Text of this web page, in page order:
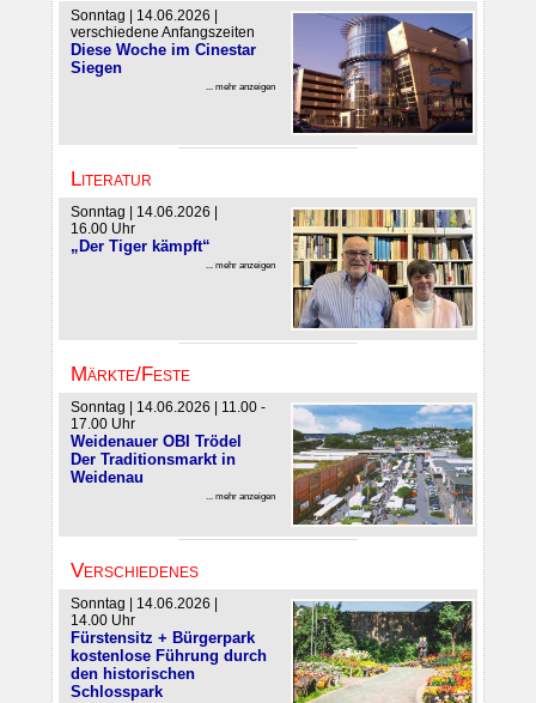
Sonntag | 14.06.2026 |
verschiedene Anfangszeiten
Diese Woche im Cinestar
Siegen
... mehr anzeigen
Literatur
Sonntag | 14.06.2026 |
16.00 Uhr
„Der Tiger kämpft“
... mehr anzeigen
Märkte/Feste
Sonntag | 14.06.2026 | 11.00 -
17.00 Uhr
Weidenauer OBI Trödel
Der Traditionsmarkt in
Weidenau
... mehr anzeigen
Verschiedenes
Sonntag | 14.06.2026 |
14.00 Uhr
Fürstensitz + Bürgerpark
kostenlose Führung durch
den historischen
Schlosspark